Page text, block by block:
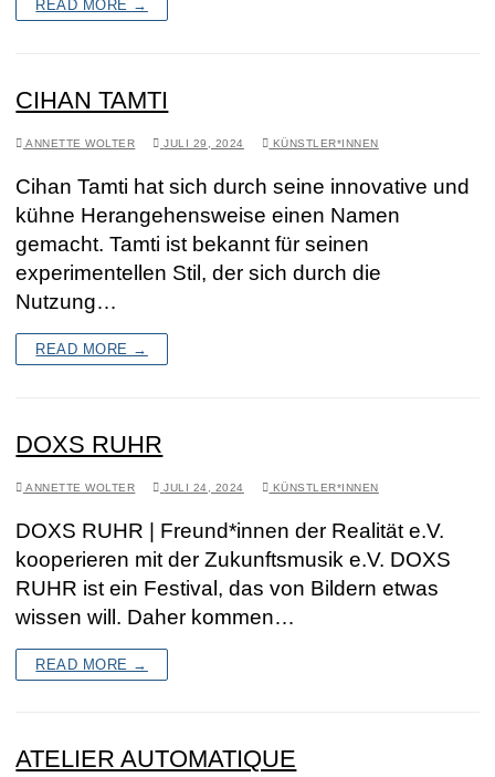
READ MORE →
CIHAN TAMTI
ANNETTE WOLTER JULI 29, 2024 KÜNSTLER*INNEN
Cihan Tamti hat sich durch seine innovative und
kühne Herangehensweise einen Namen
gemacht. Tamti ist bekannt für seinen
experimentellen Stil, der sich durch die
Nutzung…
READ MORE →
DOXS RUHR
ANNETTE WOLTER JULI 24, 2024 KÜNSTLER*INNEN
DOXS RUHR | Freund*innen der Realität e.V.
kooperieren mit der Zukunftsmusik e.V. DOXS
RUHR ist ein Festival, das von Bildern etwas
wissen will. Daher kommen…
READ MORE →
ATELIER AUTOMATIQUE